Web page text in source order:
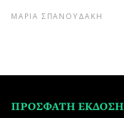
ΜΑΡΙΑ ΣΠΑΝΟΥΔΑΚΗ
ΠΡΟΣΦΑΤΗ ΕΚΔΟΣΗ